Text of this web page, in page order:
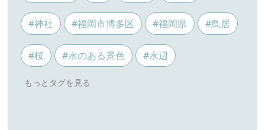
#神社 #福岡市博多区 #福岡県 #鳥居
#桜 #水のある景色 #水辺